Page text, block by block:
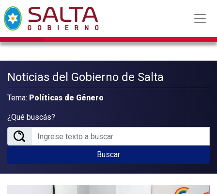
Noticias del Gobierno de Salta
Tema: Políticas de Género
¿Qué buscás?
Buscar